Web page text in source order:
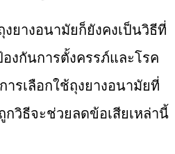
ยางอนามัยก็ยังคงเป็นวิธีที่
งกันการตั้งครรภ์และโรค
รเลือกใช้ถุงยางอนามัยที่
กวิธีจะช่วยลดข้อเสียเหล่านี้